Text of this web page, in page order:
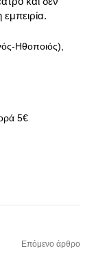
Ηθοποιός),
5€
Επόμενο άρθρο